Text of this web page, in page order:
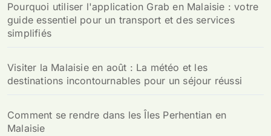
Pourquoi utiliser l'application Grab en Malaisie : votre
guide essentiel pour un transport et des services
simplifiés
Visiter la Malaisie en août : La météo et les
destinations incontournables pour un séjour réussi
Comment se rendre dans les Îles Perhentian en
Malaisie